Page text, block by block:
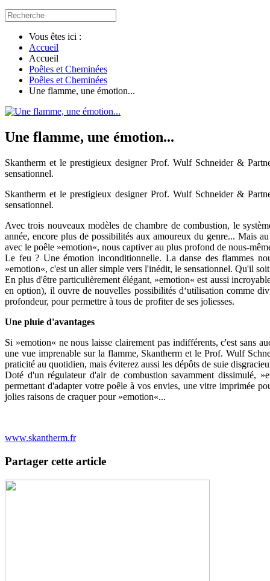
Vous êtes ici :
Accueil
Accueil
Poêles et Cheminées
Poêles et Cheminées
Une flamme, une émotion...
Une flamme, une émotion...
Skantherm et le prestigieux designer Prof. Wulf Schneider &
sensationnel.
Skantherm et le prestigieux designer Prof. Wulf Schneider &
sensationnel.
Avec trois nouveaux modèles de chambre de combustion, le
année, encore plus de possibilités aux amoureux du genre... Mais
avec le poêle »emotion«, nous captiver au plus profond de nous-
Le feu ? Une émotion inconditionnelle. La danse des flammes
»emotion«, c'est un aller simple vers l'inédit, le sensationnel. Qu'il
En plus d'être particulièrement élégant, »emotion« est aussi
en option), il ouvre de nouvelles possibilités d‘utilisation comme
profondeur, pour permettre à tous de profiter de ses joliesses.
Une pluie d'avantages
Si »emotion« ne nous laisse clairement pas indifférents, c'est sans
une vue imprenable sur la flamme, Skantherm et le Prof. Wulf
praticité au quotidien, mais éviterez aussi les dépôts de suie
Doté d'un régulateur d'air de combustion savamment dissimulé,
permettant d'adapter votre poêle à vos envies, une vitre imprimée
jolies raisons de craquer pour »emotion«...
www.skantherm.fr
Partager cette article